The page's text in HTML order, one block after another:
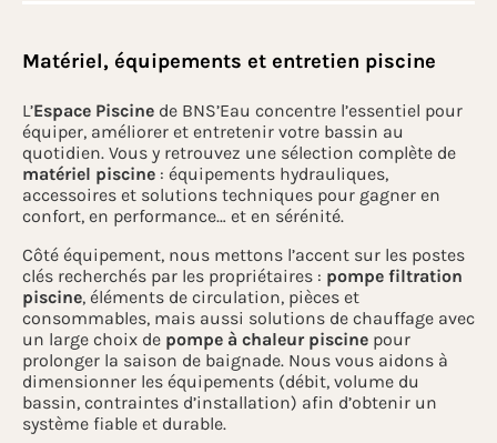
Matériel, équipements et entretien piscine
L’Espace Piscine de BNS’Eau concentre l’essentiel pour
équiper, améliorer et entretenir votre bassin au
quotidien. Vous y retrouvez une sélection complète de
matériel piscine : équipements hydrauliques,
accessoires et solutions techniques pour gagner en
confort, en performance… et en sérénité.
Côté équipement, nous mettons l’accent sur les postes
clés recherchés par les propriétaires : pompe filtration
piscine, éléments de circulation, pièces et
consommables, mais aussi solutions de chauffage avec
un large choix de pompe à chaleur piscine pour
prolonger la saison de baignade. Nous vous aidons à
dimensionner les équipements (débit, volume du
bassin, contraintes d’installation) afin d’obtenir un
système fiable et durable.